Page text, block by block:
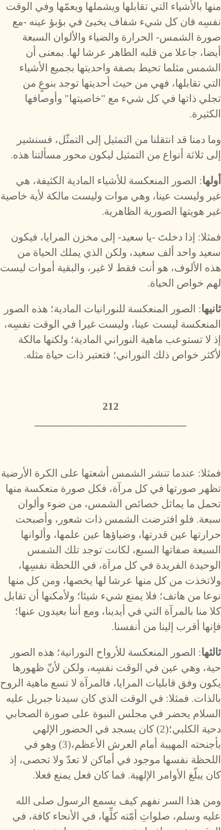
منها بالأشياء التي تقابلها ويشملها ويعمّها وفي الوقت
نفسِه فان كل شيء شفاف يخبئ في بؤبؤ عينه -مع
صورة الشمس- الحرارة والضياء والألوان السبعة
أيضا، جاعلا من قلبه الطاهر عرشا لها. بمعنى أن
الشمس مثلما تحيط بصفة واحديتها بجميع الأشياء
التي تقابلها، فهي من حيث أحديتها توجد بنوعٍ من
تجلي ذاتها في كل شيء مع "خاصيتها" وأوصافها
الكثيرة.
وما دمنا قد انتقلنا من التمثيل إلى التمثّل، فسنشير
إلى ثلاثة أنواع من التمثيل ليكون محور مسألتنا هذه.
أولها: الصور المنعكسة للأشياء المادية الكثيفة، هي
غير وليست عينا، وهي موات وليست مالكة لأية خاصية
غير هويتها الصورية الظاهرية.
فمثلا: إذا دخلتَ -يا سعيد- إلى مخزن المرايا، فيكون
سعيد واحد ألف سعيد، ولكن الذي يملك الحياة من
هذه الألوف، هو أنت فقط لا غير، والبقية أموات ليست
لهم خواص الحياة.
ثانيها: الصور المنعكسة للنورانيات المادية؛ هذه الصور
المنعكسة ليست عينا، وليست غيرا في الوقت نفسِه،
إذ لا تستوعب ماهية النوراني المادية؛ ولكنها مالكة
لأكثر خواص ذلك النوراني؛ فتعتبر ذات حياة مثله.
212
فمثلا: عندما تنشر الشمس أشعتها على الكرة الأرضية
تظهر صورتها في كل مرآة، فكل صورة منعكسة منها
تحمل ما يماثل خصائص الشمس، من ضوء وألوان
سبعة. فلو افترضت الشمس ذات شعور، وأصبحت
حرارتها عين قدرتها، وضياؤها عين علمها، وألوانها
السبعة صفاتها السبع، لكانت توجد تلك الشمس
الوحيدة الفريدة في كل مرآة، في اللحظة نفسِها،
ولاتخذت من كل منها عرشا لها يخصها، ومن كل منها
نوعا من هاتف؛ فلا يمنع شيء شيئا؛ ولأمكنها أن تقابل
كلا منا بالمرآة التي في أيدينا، ومع أننا بعيدون عنها؛
فإنها أقرب إلينا من أنفسنا.
ثالثها: الصور المنعكسة للأرواح النورانية؛ هذه الصور
حية، وهي عين في الوقت نفسِه، ولكن لأنّ ظهورها
يكون وفق قابليات المرايا، فالمرآة لا تسع ماهية الروح
بالذات. فمثلا: في الوقت الذي كان سيدنا جبريل عليه
السلام يحضر في مجلس النبوة على صورة الصحابي
دحية الكلبي؛(2) كان يسجد في الحضور الإلهي
بأجنحته المهيبة أمام العرش الأعظم،(3) وهو في
اللحظة نفسها موجود في أماكن لا تعدّ ولا تحصى، إذ
كان يبلّغ الأوامر الإلهية. فما كان فعل يمنع فعلا.
ومن هذا السر نفهم كيف يسمع الرسول صلى الله
عليه وسلم، صلواتِ أمّته كلِّها، في الأنحاء كافة، في